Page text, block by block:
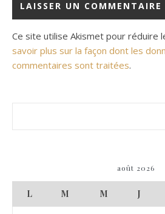
Ce site utilise Akismet pour réduire
savoir plus sur la façon dont les
commentaires sont traitées.
août 2026
L M M J